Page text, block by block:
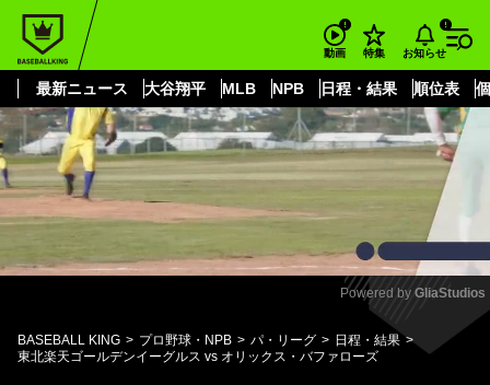
動画 特集 お知らせ
最新ニュース 大谷翔平 MLB NPB 日程・結果 順位表
もっと見る
Mute
Powered by GliaStudios
BASEBALL KING プロ野球・NPB パ・リーグ
日程・結果
東北楽天ゴールデンイーグルス vs オリックス・バファローズ